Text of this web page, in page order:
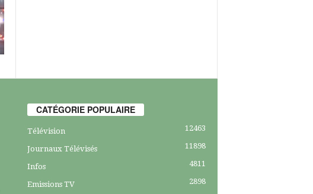
CATÉGORIE POPULAIRE
Télévision 12463
Journaux Télévisés 11898
Infos 4811
Emissions TV 2898